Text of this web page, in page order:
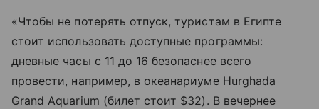
«Чтобы не потерять отпуск, туристам в Египте
стоит использовать доступные программы:
дневные часы с 11 до 16 безопаснее всего
провести, например, в океанариуме Hurghada
Grand Aquarium (билет стоит $32). В вечернее